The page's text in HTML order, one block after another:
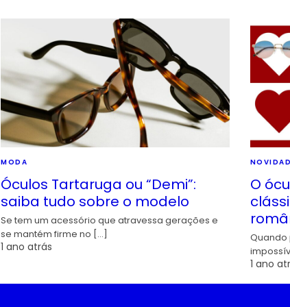
MODA
Óculos Tartaruga ou “Demi”:
saiba tudo sobre o modelo
Se tem um acessório que atravessa gerações e
se mantém firme no […]
1 ano atrás
O
Quando
1 ano